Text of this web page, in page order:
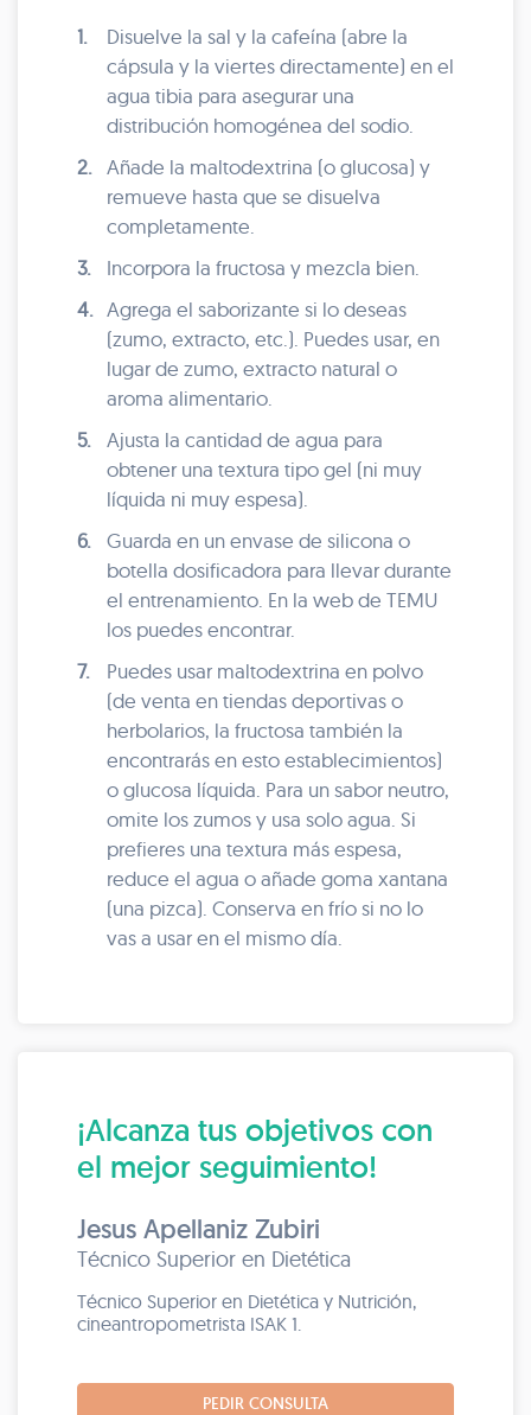
1.
Disuelve la sal y la cafeína (abre la
cápsula y la viertes directamente) en el
agua tibia para asegurar una
distribución homogénea del sodio.
2.
Añade la maltodextrina (o glucosa) y
remueve hasta que se disuelva
completamente.
3.
Incorpora la fructosa y mezcla bien.
4. Agrega el saborizante si lo deseas
(zumo, extracto, etc.). Puedes usar, en
lugar de zumo, extracto natural o
aroma alimentario.
5.
Ajusta la cantidad de agua para
obtener una textura tipo gel (ni muy
líquida ni muy espesa).
6.
Guarda en un envase de silicona o
botella dosificadora para llevar durante
el entrenamiento. En la web de TEMU
los puedes encontrar.
7.
Puedes usar maltodextrina en polvo
(de venta en tiendas deportivas o
herbolarios, la fructosa también la
encontrarás en esto establecimientos)
o glucosa líquida. Para un sabor neutro,
omite los zumos y usa solo agua. Si
prefieres una textura más espesa,
reduce el agua o añade goma xantana
(una pizca). Conserva en frío si no lo
vas a usar en el mismo día.
¡Alcanza tus objetivos con
el mejor seguimiento!
Jesus Apellaniz Zubiri
Técnico Superior en Dietética
Técnico Superior en Dietética y Nutrición,
cineantropometrista ISAK 1.
PEDIR CONSULTA